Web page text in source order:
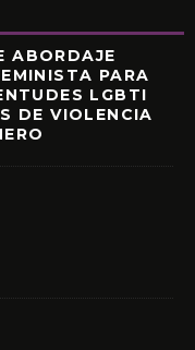
ABORDAJE
PARA
LGBTI
DE VIOLENCIA